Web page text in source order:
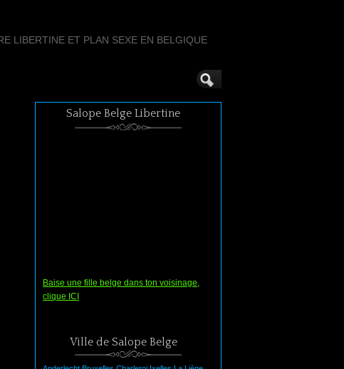
LIBERTINE ET PLAN SEXE EN BELGIQUE
Salope Belge Libertine
Baise une fille belge dans ton voisinage,
clique ICI
Ville de Salope Belge